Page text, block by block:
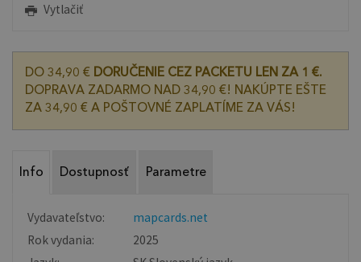
Vytlačiť
DO 34,90 € DORUČENIE CEZ PACKETU LEN ZA 1 €.
DOPRAVA ZADARMO NAD 34,90 €! NAKÚPTE EŠTE
ZA 34,90 € A POŠTOVNÉ ZAPLATÍME ZA VÁS!
Info Dostupnosť Parametre
Vydavateľstvo:
mapcards.net
Rok vydania:
2025